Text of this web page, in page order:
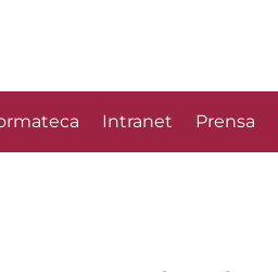
Intranet Prensa